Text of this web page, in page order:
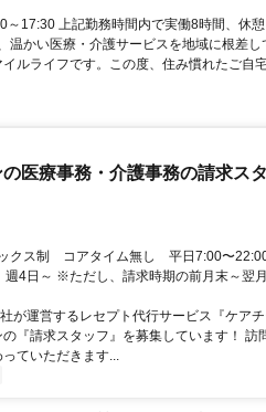
～17:30 上記勤務時間内で実働8時間、休
温かい医療・介護サービスを地域に根差
ルライフです。この度、住み慣れたご自
医療事務・介護事務の請求ス
クス制 コアタイム無し 平日7:00〜
週4日～ ※ただし、請求時期の前月末～翌
が運営するレセプト代行サービス『ケア
『請求スタッフ』を募集しています！ 訪
ていただきます...